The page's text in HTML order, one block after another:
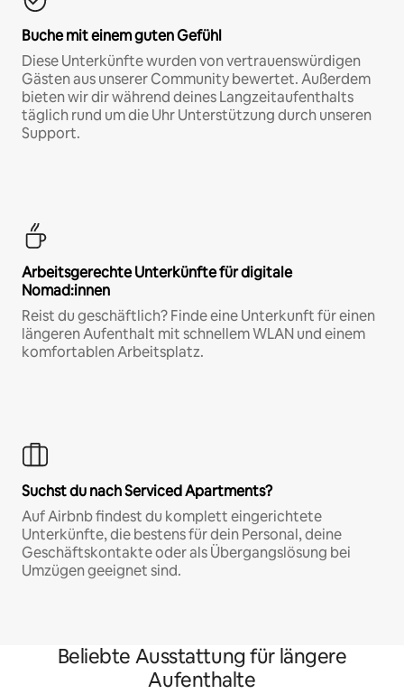
Buche mit einem guten Gefühl
Diese Unterkünfte wurden von vertrauenswürdigen
Gästen aus unserer Community bewertet. Außerdem
bieten wir dir während deines Langzeitaufenthalts
täglich rund um die Uhr Unterstützung durch unseren
Support.
Arbeitsgerechte Unterkünfte für digitale
Nomad:innen
Reist du geschäftlich? Finde eine Unterkunft für einen
längeren Aufenthalt mit schnellem WLAN und einem
komfortablen Arbeitsplatz.
Suchst du nach Serviced Apartments?
Auf Airbnb findest du komplett eingerichtete
Unterkünfte, die bestens für dein Personal, deine
Geschäftskontakte oder als Übergangslösung bei
Umzügen geeignet sind.
Beliebte Ausstattung für längere
Aufenthalte